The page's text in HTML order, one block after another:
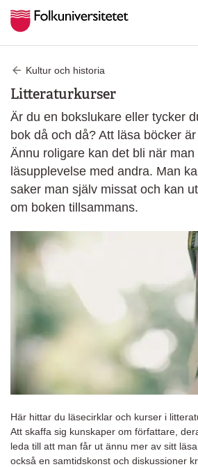
Kultur och historia
Litteraturkurser
Är du en bokslukare eller tycker
bok då och då? Att läsa böcker
Ännu roligare kan det bli när
läsupplevelse med andra. Man
saker man själv missat och kan
om boken tillsammans.
Här hittar du läsecirklar och kurser i
Att skaffa sig kunskaper om författare,
leda till att man får ut ännu mer av sitt
också en samtidskonst och diskussioner